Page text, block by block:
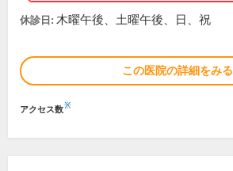
休診日: 木曜午後、土曜午後、日、祝
この医院の詳細をみる
アクセス数※